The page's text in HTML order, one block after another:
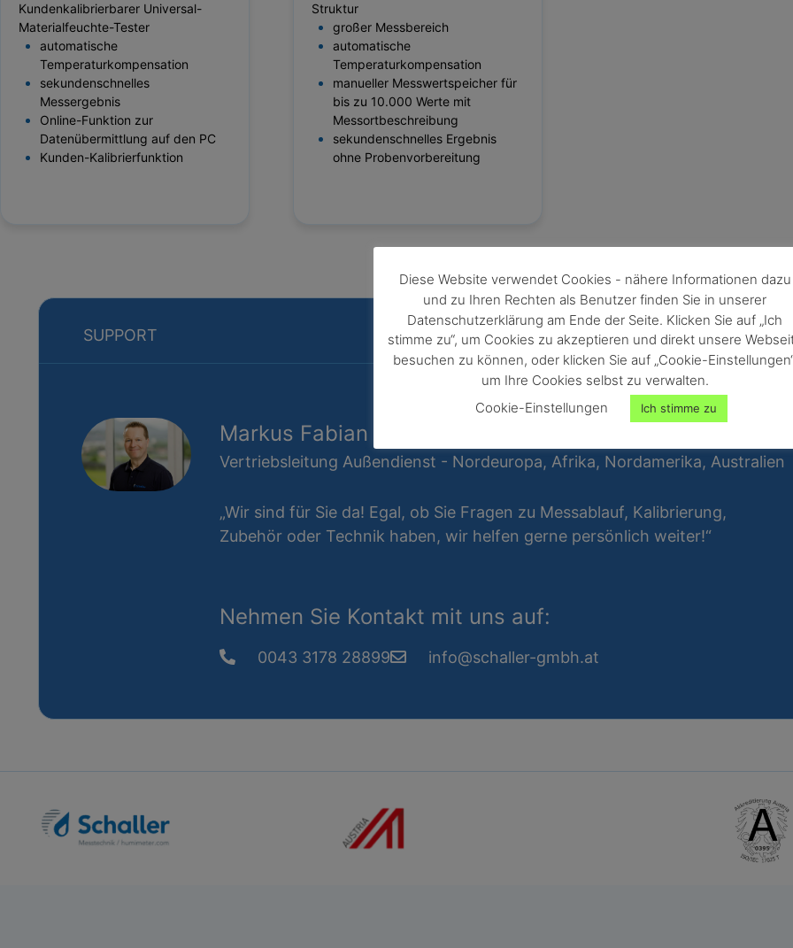
Kundenkalibrierbarer Universal-
Materialfeuchte-Tester
automatische
Temperaturkompensation
sekundenschnelles
Messergebnis
Online-Funktion zur
Datenübermittlung auf den PC
Kunden-Kalibrierfunktion
Struktur
großer Messbereich
automatische
Temperaturkompensation
manueller Messwertspeicher für
bis zu 10.000 Werte mit
Messortbeschreibung
sekundenschnelles Ergebnis
ohne Probenvorbereitung
SUPPORT
Markus Fabian
Vertriebsleitung Außendienst - Nordeuropa, Afrika, Nordamerika, Australien
„Wir sind für Sie da! Egal, ob Sie Fragen zu Messablauf, Kalibrierung,
Zubehör oder Technik haben, wir helfen gerne persönlich weiter!“
Nehmen Sie Kontakt mit uns auf:
0043 3178 28899 info@schaller-gmbh.at
Diese Website verwendet Cookies - nähere Informationen dazu
und zu Ihren Rechten als Benutzer finden Sie in unserer
Datenschutzerklärung am Ende der Seite. Klicken Sie auf „Ich
stimme zu“, um Cookies zu akzeptieren und direkt unsere
besuchen zu können, oder klicken Sie auf „Cookie-
um Ihre Cookies selbst zu verwalten.
Cookie-Einstellungen
Ich stimme zu